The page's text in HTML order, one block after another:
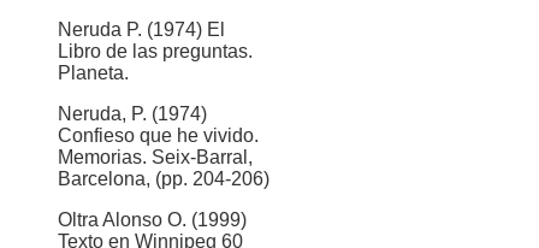
Neruda P. (1974) El
Libro de las preguntas.
Planeta.
Neruda, P. (1974)
Confieso que he vivido.
Memorias. Seix-Barral,
Barcelona, (pp. 204-206)
Oltra Alonso O. (1999)
Texto en Winnipeg 60